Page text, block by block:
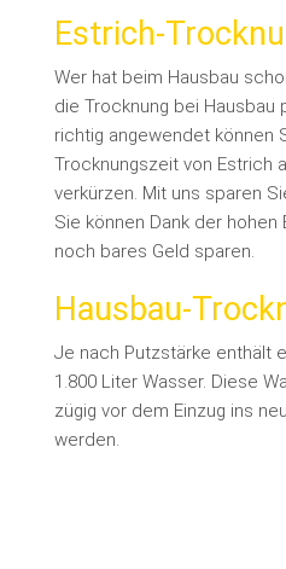
Estrich-
Wer hat beim Hausbau
die Trocknung bei Hausbau
richtig angewendet können
Trocknungszeit von Estrich
verkürzen. Mit uns sparen
Sie können Dank der hohen
noch bares Geld sparen.
Hausbau-
Je nach Putzstärke enthält
1.800 Liter Wasser. Diese
zügig vor dem Einzug ins
werden.